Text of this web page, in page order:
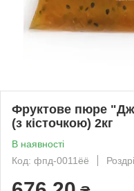
Фруктове пюре
(з кісточкою) 2кг
В наявності
Код: фпд-0011ёё